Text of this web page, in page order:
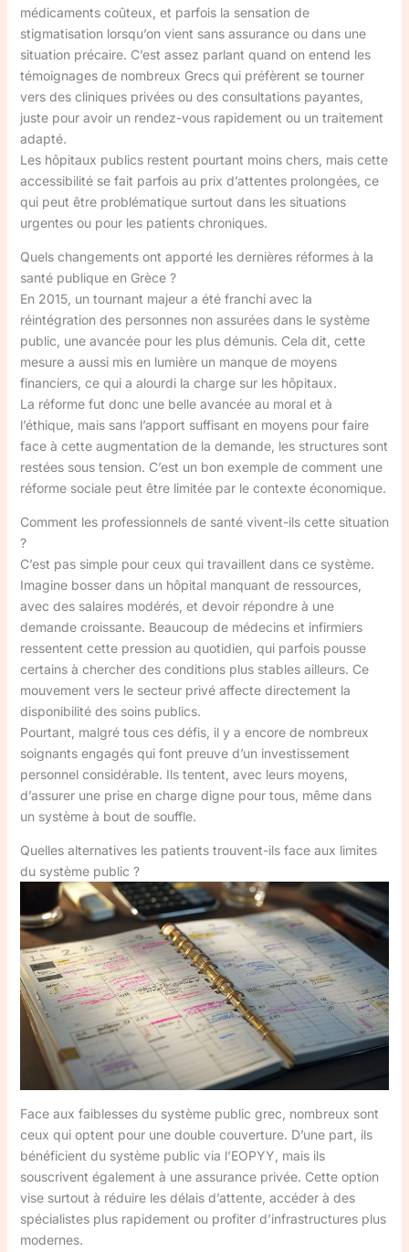
médicaments coûteux, et parfois la sensation de
stigmatisation lorsqu’on vient sans assurance ou dans une
situation précaire. C’est assez parlant quand on entend les
témoignages de nombreux Grecs qui préfèrent se tourner
vers des cliniques privées ou des consultations payantes,
juste pour avoir un rendez-vous rapidement ou un traitement
adapté.
Les hôpitaux publics restent pourtant moins chers, mais cette
accessibilité se fait parfois au prix d’attentes prolongées, ce
qui peut être problématique surtout dans les situations
urgentes ou pour les patients chroniques.
Quels changements ont apporté les dernières réformes à la
santé publique en Grèce ?
En 2015, un tournant majeur a été franchi avec la
réintégration des personnes non assurées dans le système
public, une avancée pour les plus démunis. Cela dit, cette
mesure a aussi mis en lumière un manque de moyens
financiers, ce qui a alourdi la charge sur les hôpitaux.
La réforme fut donc une belle avancée au moral et à
l’éthique, mais sans l’apport suffisant en moyens pour faire
face à cette augmentation de la demande, les structures sont
restées sous tension. C’est un bon exemple de comment une
réforme sociale peut être limitée par le contexte économique.
Comment les professionnels de santé vivent-ils cette situation
?
C’est pas simple pour ceux qui travaillent dans ce système.
Imagine bosser dans un hôpital manquant de ressources,
avec des salaires modérés, et devoir répondre à une
demande croissante. Beaucoup de médecins et infirmiers
ressentent cette pression au quotidien, qui parfois pousse
certains à chercher des conditions plus stables ailleurs. Ce
mouvement vers le secteur privé affecte directement la
disponibilité des soins publics.
Pourtant, malgré tous ces défis, il y a encore de nombreux
soignants engagés qui font preuve d’un investissement
personnel considérable. Ils tentent, avec leurs moyens,
d’assurer une prise en charge digne pour tous, même dans
un système à bout de souffle.
Quelles alternatives les patients trouvent-ils face aux limites
du système public ?
Face aux faiblesses du système public grec, nombreux sont
ceux qui optent pour une double couverture. D’une part, ils
bénéficient du système public via l’EOPYY, mais ils
souscrivent également à une assurance privée. Cette option
vise surtout à réduire les délais d’attente, accéder à des
spécialistes plus rapidement ou profiter d’infrastructures plus
modernes.